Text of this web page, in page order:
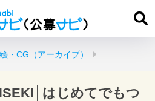
・CG（アーカイブ）
はじめてでもつ